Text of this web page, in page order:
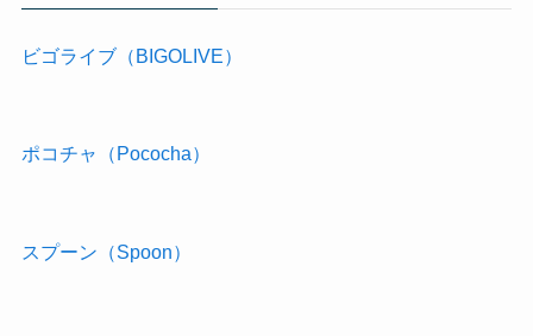
ビゴライブ（BIGOLIVE）
ポコチャ（Pococha）
スプーン（Spoon）